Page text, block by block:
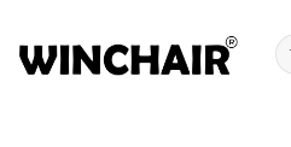
qua
Tìm